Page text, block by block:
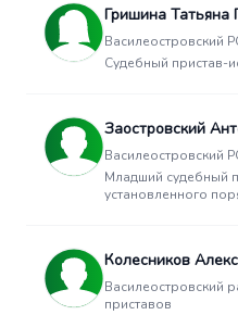
Гришина Татьяна
Василеостровский
Судебный пристав-
Заостровский
Василеостровский
Младший судебный
установленного
Колесников
Василеостровский
приставов